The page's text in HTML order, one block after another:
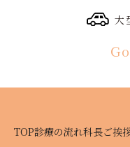
大
Ｇ
TOP診療の流れ科長ご挨